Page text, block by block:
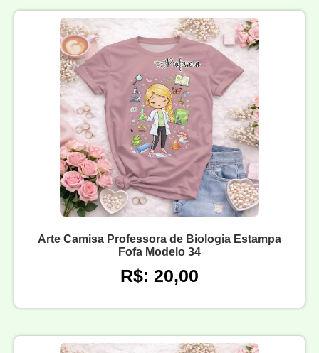
Arte Camisa Professora de Biologia Estampa
Fofa Modelo 34
R$: 20,00